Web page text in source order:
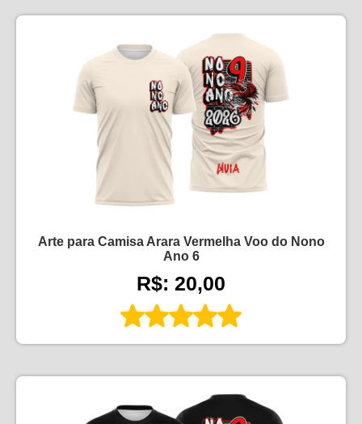
Arte para Camisa Arara Vermelha Voo do Nono
Ano 6
R$: 20,00